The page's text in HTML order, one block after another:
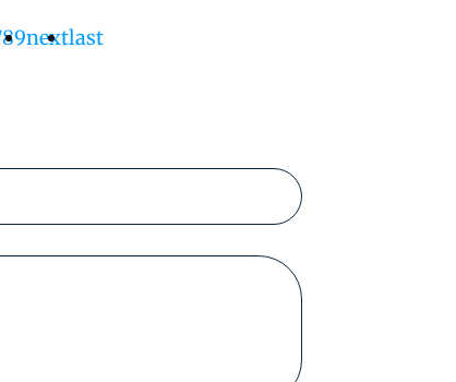
Pàgina
8Pàgina
9Pàgina
nextÚltima
last